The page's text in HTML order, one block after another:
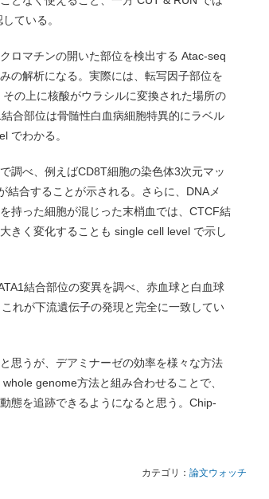
ている。
ロマチンの開いた部位を検出する Atac-seq
の解析になる。実際には、転写因子部位を
の上に核酸がウラシルに変換された場所の
合部位は骨髄性白血病細胞特異的にラベル
でわかる。
調べ、例えばCD8T細胞の染色体3次元マッ
結合することが示される。さらに、DNAメ
持った細胞が混じった末梢血では、CTCF結
きく変化することも single cell level で示し
結合部位の変異を調べ、赤血球と白血球
れが下流遺伝子の発現と完全に一致してい
思うが、デアミナーゼの効率を様々な方法
genome方法と組み合わせることで、
態を追跡できるようになると思う。Chip-
カテゴリ： 論文ウォッチ